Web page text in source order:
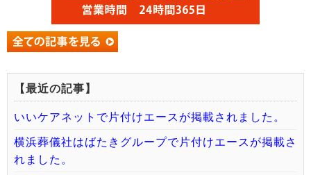
【最近の記事】
いいケアネットで片付けエースが掲載されました。
横浜葬儀社はばたきグループで片付けエースが掲載さ
れました。